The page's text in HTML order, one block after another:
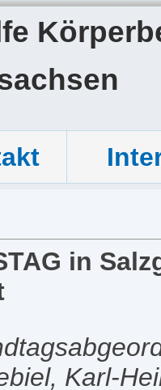
in
Karl-